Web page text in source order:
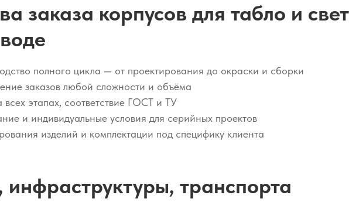
заказа корпусов для табло и
полного цикла — от проектирования до окраски и сборки
заказов любой сложности и объёма
всех этапах, соответствие ГОСТ и ТУ
и индивидуальные условия для серийных проектов
изделий и комплектации под специфику клиента
инфраструктуры, транспорта